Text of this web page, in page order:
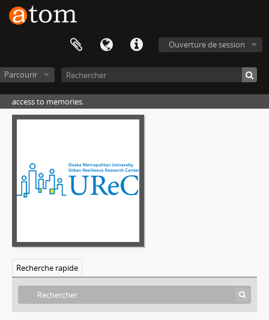
Ouverture de session
Parcourir
access to memories.
Recherche rapide